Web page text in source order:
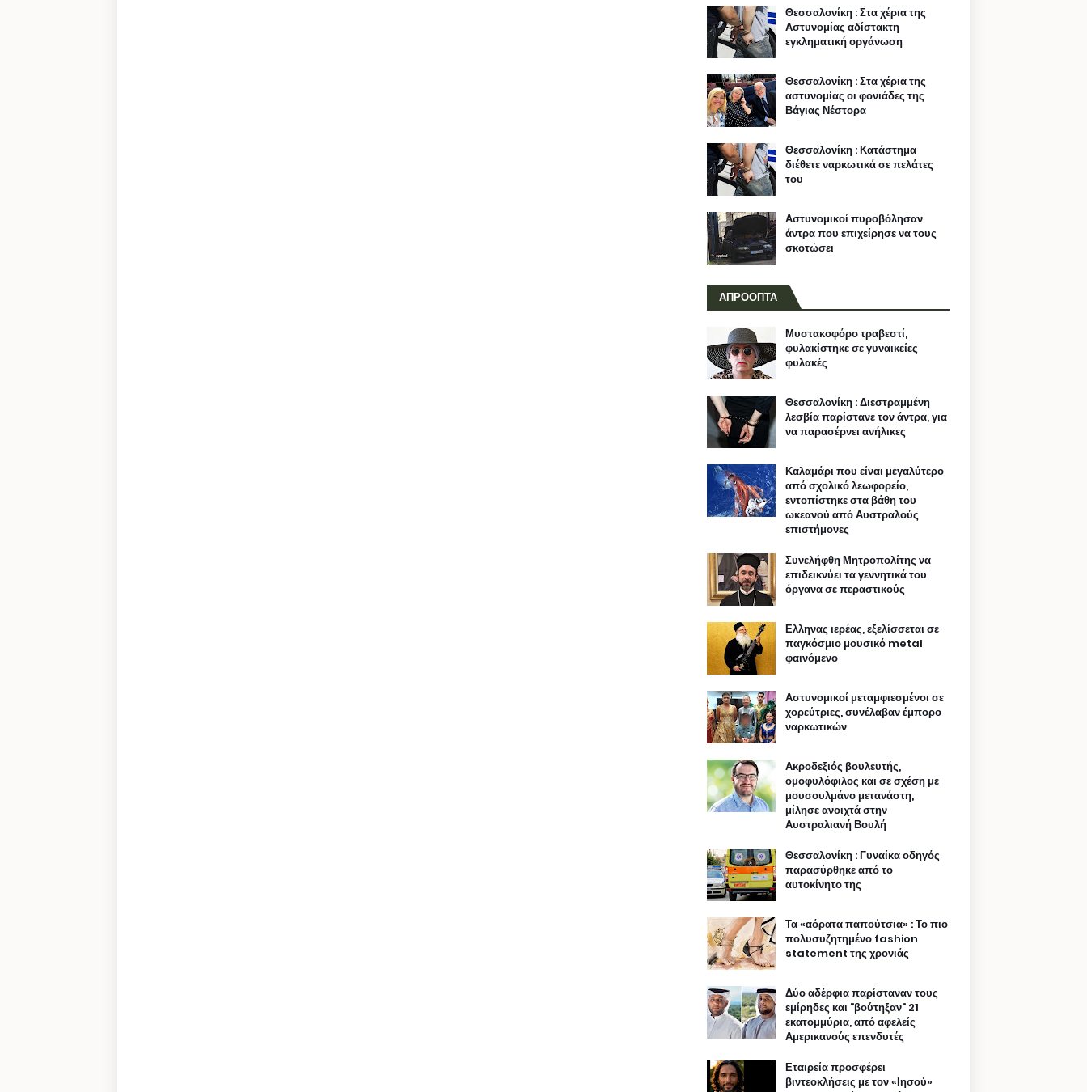
Θεσσαλονίκη : Στα χέρια της
Αστυνομίας αδίστακτη
εγκληματική οργάνωση
Θεσσαλονίκη : Στα χέρια της
αστυνομίας οι φονιάδες της
Βάγιας Νέστορα
Θεσσαλονίκη : Κατάστημα
διέθετε ναρκωτικά σε πελάτες
του
Αστυνομικοί πυροβόλησαν
άντρα που επιχείρησε να τους
σκοτώσει
ΑΠΡΟΟΠΤΑ
Μυστακοφόρο τραβεστί,
φυλακίστηκε σε γυναικείες
φυλακές
Θεσσαλονίκη : Διεστραμμένη
λεσβία παρίστανε τον άντρα, για
να παρασέρνει ανήλικες
Καλαμάρι που είναι μεγαλύτερο
από σχολικό λεωφορείο,
εντοπίστηκε στα βάθη του
ωκεανού από Αυστραλούς
επιστήμονες
Συνελήφθη Μητροπολίτης να
επιδεικνύει τα γεννητικά του
όργανα σε περαστικούς
Ελληνας ιερέας, εξελίσσεται σε
παγκόσμιο μουσικό metal
φαινόμενο
Αστυνομικοί μεταμφιεσμένοι σε
χορεύτριες, συνέλαβαν έμπορο
ναρκωτικών
Ακροδεξιός βουλευτής,
ομοφυλόφιλος και σε σχέση με
μουσουλμάνο μετανάστη,
μίλησε ανοιχτά στην
Αυστραλιανή Βουλή
Θεσσαλονίκη : Γυναίκα οδηγός
παρασύρθηκε από το
αυτοκίνητο της
Τα «αόρατα παπούτσια» : Το πιο
πολυσυζητημένο fashion
statement της χρονιάς
Δύο αδέρφια παρίσταναν τους
εμίρηδες και "βούτηξαν" 21
εκατομμύρια, από αφελείς
Αμερικανούς επενδυτές
Εταιρεία προσφέρει
βιντεοκλήσεις με τον «Ιησού»